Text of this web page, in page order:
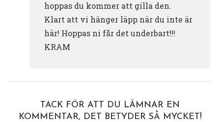
hoppas du kommer att gilla den.
Klart att vi hänger läpp när du inte är
här! Hoppas ni får det underbart!!!
KRAM
TACK FÖR ATT DU LÄMNAR EN
KOMMENTAR, DET BETYDER SÅ MYCKET!